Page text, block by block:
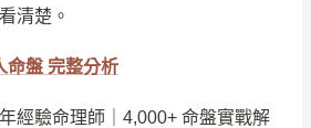
清楚。
命盤 完整分析
經驗命理師｜4,000+ 命盤實戰解